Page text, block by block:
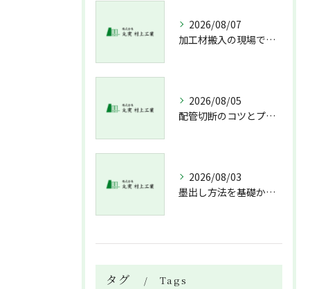
2026/08/07
加工材搬入の現場で押さえておきたい流れと架台設置配管敷設までの実務解説
2026/08/05
配管切断のコツとプロが教える失敗しない工具選び
2026/08/03
墨出し方法を基礎から実践まで一人作業でも正確にこなすコツと墨出し作業の注意点
タグ Tags